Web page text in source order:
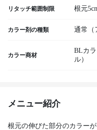
リタッチ範囲制限 根元
カラー剤の種類 通常（
カラー商材
BLカラ
ル）
メニュー紹介
根元の伸びた部分のカラー